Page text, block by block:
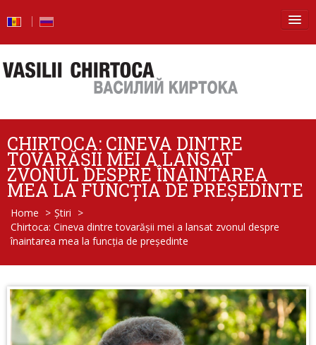
Știri
Blog
Foto
Video
Raport de activitate
Despre mine
Contacte
CHIRTOCA: CINEVA DINTRE
TOVARĂȘII MEI A LANSAT
ZVONUL DESPRE ÎNAINTAREA
MEA LA FUNCȚIA DE PREȘEDINTE
Home > Știri >
Chirtoca: Cineva dintre tovarășii mei a lansat zvonul despre
înaintarea mea la funcția de președinte